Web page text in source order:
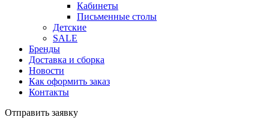
Кабинеты
Письменные столы
Детские
SALE
Бренды
Доставка и сборка
Новости
Как оформить заказ
Контакты
Отправить заявку